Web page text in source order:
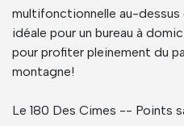
multifonctionnelle au-dessus
idéale pour un bureau à
pour profiter pleinement du
montagne!
Le 180 Des Cimes -- Points